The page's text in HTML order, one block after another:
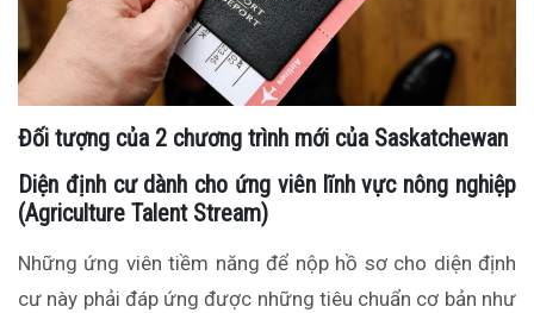
Đối tượng của 2 chương trình mới của Saskatchewan
Diện định cư dành cho ứng viên lĩnh vực nông nghiệp
(Agriculture Talent Stream)
Những ứng viên tiềm năng để nộp hồ sơ cho diện định
cư này phải đáp ứng được những tiêu chuẩn cơ bản như